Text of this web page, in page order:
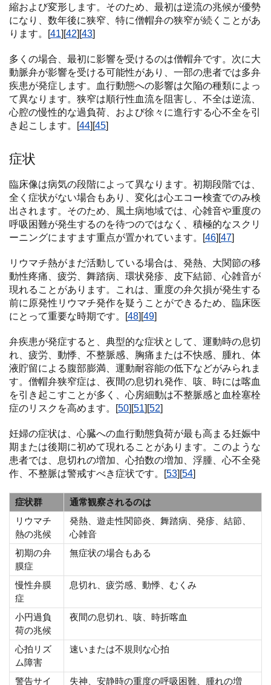
縮および変形します。そのため、最初は逆流の兆候が優勢
になり、数年後に狭窄、特に僧帽弁の狭窄が続くことがあ
ります。[41][42][43]
多くの場合、最初に影響を受けるのは僧帽弁です。次に大
動脈弁が影響を受ける可能性があり、一部の患者では多弁
疾患が発症します。血行動態への影響は欠陥の種類によっ
て異なります。狭窄は順行性血流を阻害し、不全は逆流、
心腔の慢性的な過負荷、および徐々に進行する心不全を引
き起こします。[44][45]
症状
臨床像は病気の段階によって異なります。初期段階では、
全く症状がない場合もあり、変化は心エコー検査でのみ検
出されます。そのため、風土病地域では、心雑音や重度の
呼吸困難が発生するのを待つのではなく、積極的なスクリ
ーニングにますます重点が置かれています。[46][47]
リウマチ熱がまだ活動している場合は、発熱、大関節の移
動性疼痛、疲労、舞踏病、環状発疹、皮下結節、心雑音が
現れることがあります。これは、重度の弁欠損が発生する
前に原発性リウマチ発作を疑うことができるため、臨床医
にとって重要な時期です。[48][49]
弁疾患が発症すると、典型的な症状として、運動時の息切
れ、疲労、動悸、不整脈感、胸痛または不快感、腫れ、体
液貯留による腹部膨満、運動耐容能の低下などがみられま
す。僧帽弁狭窄症は、夜間の息切れ発作、咳、時には喀血
を引き起こすことが多く、心房細動は不整脈感と血栓塞栓
症のリスクを高めます。[50][51][52]
妊婦の症状は、心臓への血行動態負荷が最も高まる妊娠中
期または後期に初めて現れることがあります。このような
患者では、息切れの増加、心拍数の増加、浮腫、心不全発
作、不整脈は警戒すべき症状です。[53][54]
症状群
通常観察されるのは
リウマチ
熱の兆候
発熱、遊走性関節炎、舞踏病、発疹、結節、
心雑音
初期の弁
膜症
無症状の場合もある
慢性弁膜
症
息切れ、疲労感、動悸、むくみ
小円過負
荷の兆候
夜間の息切れ、咳、時折喀血
心拍リズ
ム障害
速いまたは不規則な心拍
警告サイ 失神、安静時の重度の呼吸困難、腫れの増